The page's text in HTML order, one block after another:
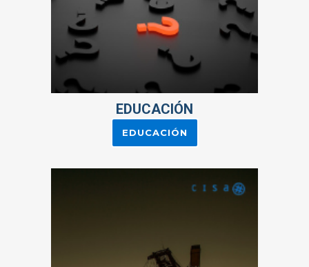
EDUCACIÓN
EDUCACIÓN